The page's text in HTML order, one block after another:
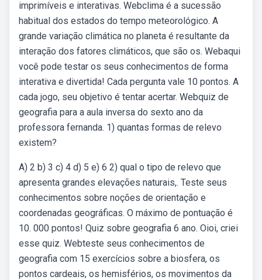
imprimíveis e interativas. Webclima é a sucessão
habitual dos estados do tempo meteorológico. A
grande variação climática no planeta é resultante da
interação dos fatores climáticos, que são os. Webaqui
você pode testar os seus conhecimentos de forma
interativa e divertida! Cada pergunta vale 10 pontos. A
cada jogo, seu objetivo é tentar acertar. Webquiz de
geografia para a aula inversa do sexto ano da
professora fernanda. 1) quantas formas de relevo
existem?
A) 2 b) 3 c) 4 d) 5 e) 6 2) qual o tipo de relevo que
apresenta grandes elevações naturais,. Teste seus
conhecimentos sobre noções de orientação e
coordenadas geográficas. O máximo de pontuação é
10. 000 pontos! Quiz sobre geografia 6 ano. Oioi, criei
esse quiz. Webteste seus conhecimentos de
geografia com 15 exercícios sobre a biosfera, os
pontos cardeais, os hemisférios, os movimentos da